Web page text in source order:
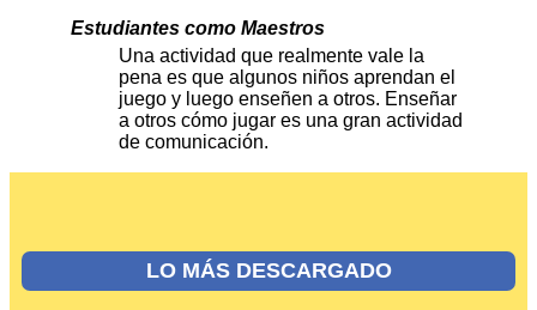
Estudiantes como Maestros
Una actividad que realmente vale la
pena es que algunos niños aprendan el
juego y luego enseñen a otros. Enseñar
a otros cómo jugar es una gran actividad
de comunicación.
LO MÁS DESCARGADO